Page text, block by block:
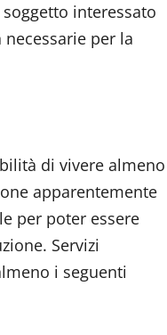
interessato
per la
di vivere almeno
apparentemente
per poter essere
Servizi
i seguenti